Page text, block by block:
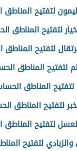
لتفتيح
لتفتيح المناطق
لتفتيح
لتفتيح المناطق
المناطق
لتفتيح المناطق
لتفتيح
لتفتيح